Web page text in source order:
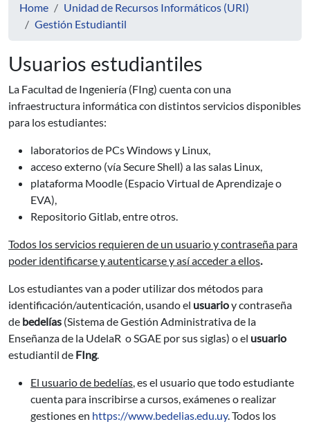
Home
Unidad de Recursos Informáticos (URI)
Gestión Estudiantil
Usuarios estudiantiles
La Facultad de Ingeniería (FIng) cuenta con una
infraestructura informática con distintos servicios disponibles
para los estudiantes:
laboratorios de PCs Windows y Linux,
acceso externo (vía Secure Shell) a las salas Linux,
plataforma Moodle (Espacio Virtual de Aprendizaje o
EVA),
Repositorio Gitlab, entre otros.
Todos los servicios requieren de un usuario y contraseña para
poder identificarse y autenticarse y así acceder a ellos.
Los estudiantes van a poder utilizar dos métodos para
identificación/autenticación, usando el usuarioy contraseña
de bedelías (Sistema de Gestión Administrativa de la
Enseñanza de la UdelaR o SGAE por sus siglas) o el usuario
estudiantil de FIng.
El usuariode bedelías, es el usuario que todo estudiante
cuenta para inscribirse a cursos, exámenes o realizar
gestiones en https://www.bedelias.edu.uy. Todos los